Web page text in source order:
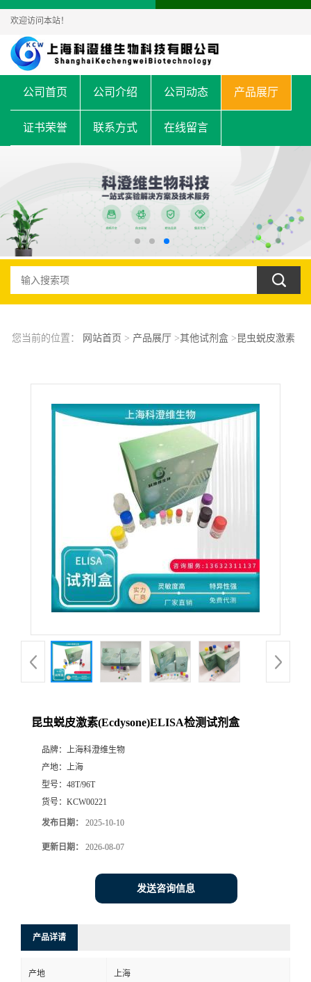
欢迎访问本站！
公司首页 公司介绍 公司动态 产品展厅
证书荣誉 联系方式 在线留言
您当前的位置： 网站首页 > 产品展厅>其他试剂盒> 昆虫蜕皮激素
昆虫蜕皮激素(Ecdysone)ELISA检测试剂盒
品牌：
上海科澄维生物
产地：
上海
型号： 48T/96T
货号： KCW00221
发布日期： 2025-10-10
更新日期： 2026-08-07
发送咨询信息
产品详请
产地 上海